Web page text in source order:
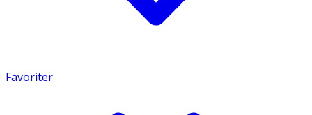
Favoriter